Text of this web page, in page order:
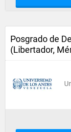
Posgrado de
(Libertador,